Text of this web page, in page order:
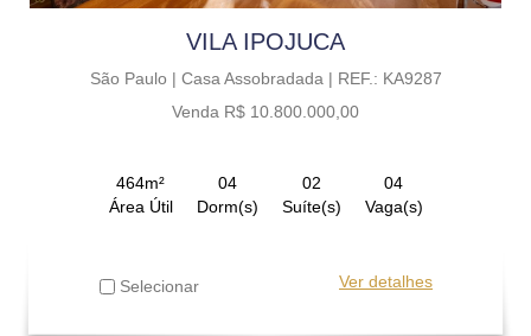
VILA IPOJUCA
São Paulo | Casa Assobradada | REF.: KA9287
Venda R$ 10.800.000,00
464m²
Área Útil
04
Dorm(s)
02
Suíte(s)
04
Vaga(s)
Selecionar Ver detalhes